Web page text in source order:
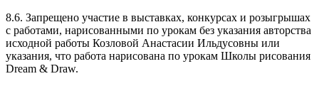
8.6. Запрещено участие в выставках, конкурсах и розыгрышах
с работами, нарисованными по урокам без указания авторства
исходной работы Козловой Анастасии Ильдусовны или
указания, что работа нарисована по урокам Школы рисования
Dream & Draw.